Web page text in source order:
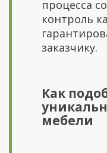
процесса
контроль
заказчику.
Как
мебели